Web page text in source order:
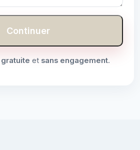
Continuer
gratuite et sans engagement.